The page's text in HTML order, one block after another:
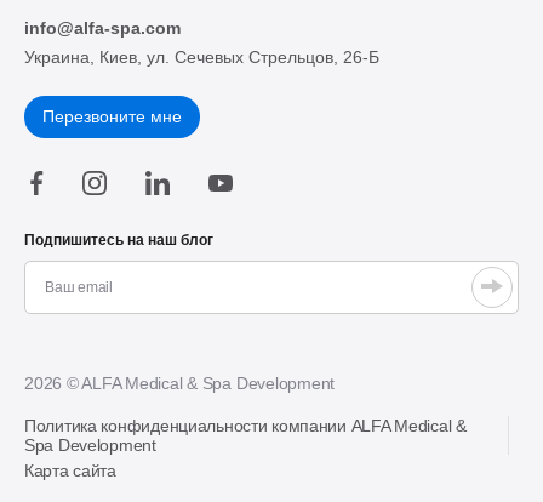
info@alfa-spa.com
Украина, Киев, ул. Сечевых Стрельцов, 26-Б
Перезвоните мне
Подпишитесь на наш блог
2026 © ALFA Medical & Spa Development
Политика конфиденциальности компании ALFA Medical &
Spa Development
Карта сайта